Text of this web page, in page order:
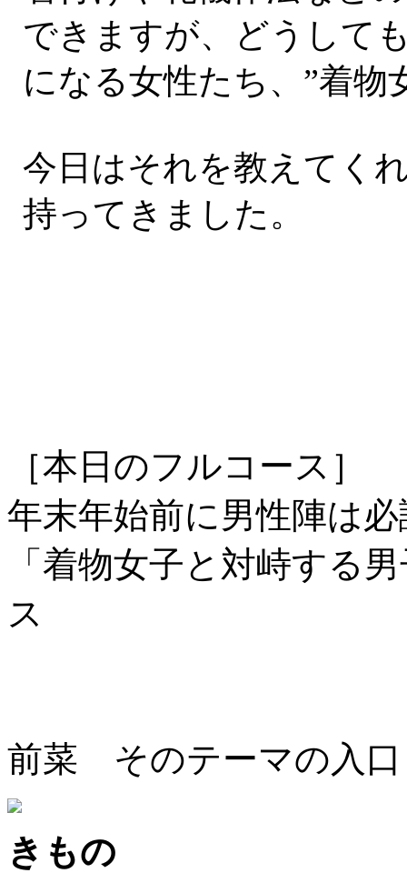
できますが、どうして
になる女性たち、”着物
今日はそれを教えてく
持ってきました。
［本日のフルコース］
年末年始前に男性陣は
「着物女子と対峙する
ス
前菜 そのテーマの入口
きもの